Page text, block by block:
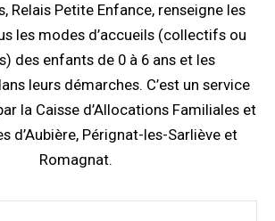
Relais Petite Enfance, renseigne les
les modes d’accueils (collectifs ou
des enfants de 0 à 6 ans et les
leurs démarches. C’est un service
la Caisse d’Allocations Familiales et
d’Aubière, Pérignat-les-Sarliève et
Romagnat.